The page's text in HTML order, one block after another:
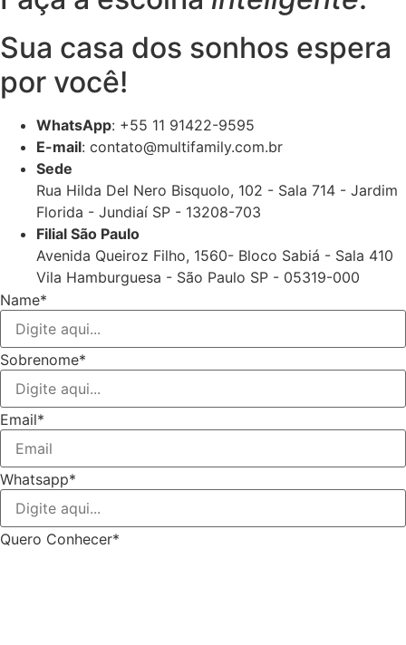
Sua casa dos sonhos espera
por você!
WhatsApp: +55 11 91422-9595
E-mail: contato@multifamily.com.br
Sede
Rua Hilda Del Nero Bisquolo, 102 - Sala 714 - Jardim
Florida - Jundiaí SP - 13208-703
Filial São Paulo
Avenida Queiroz Filho, 1560- Bloco Sabiá - Sala 410
Vila Hamburguesa - São Paulo SP - 05319-000
Name*
Sobrenome*
Email*
Whatsapp*
Quero Conhecer*